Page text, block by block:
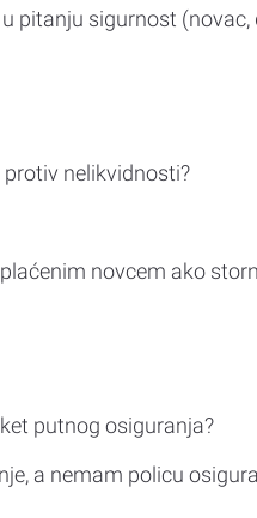
pitanju sigurnost (novac,
nelikvidnosti?
novcem ako
putnog osiguranja?
a nemam policu